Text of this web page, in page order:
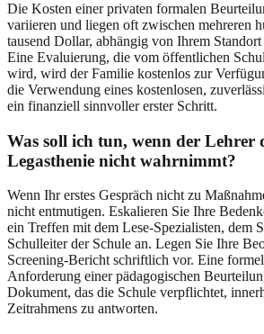
Die Kosten einer privaten formalen
variieren und liegen oft zwischen mehreren
tausend Dollar, abhängig von Ihrem
Eine Evaluierung, die vom öffentlichen
wird, wird der Familie kostenlos zur
die Verwendung eines kostenlosen,
ein finanziell sinnvoller erster Schritt.
Was soll ich tun, wenn der Lehrer
Legasthenie nicht wahrnimmt?
Wenn Ihr erstes Gespräch nicht zu
nicht entmutigen. Eskalieren Sie Ihre
ein Treffen mit dem Lese-Spezialisten, dem
Schulleiter der Schule an. Legen Sie Ihre
Screening-Bericht schriftlich vor. Eine
Anforderung einer pädagogischen
Dokument, das die Schule verpflichtet,
Zeitrahmens zu antworten.